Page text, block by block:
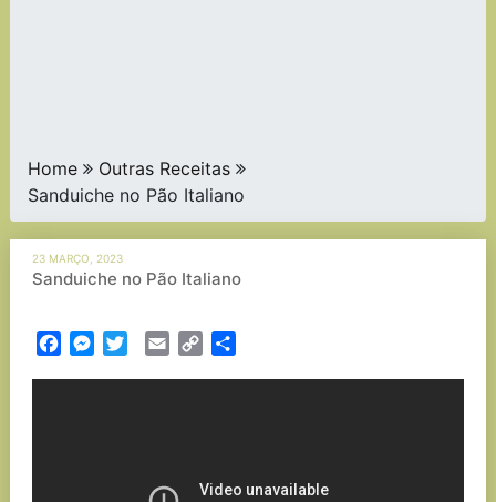
Home
Outras Receitas
Sanduiche no Pão Italiano
23 MARÇO, 2023
Sanduiche no Pão Italiano
FacebookMessenger
TwitterEmail Copy